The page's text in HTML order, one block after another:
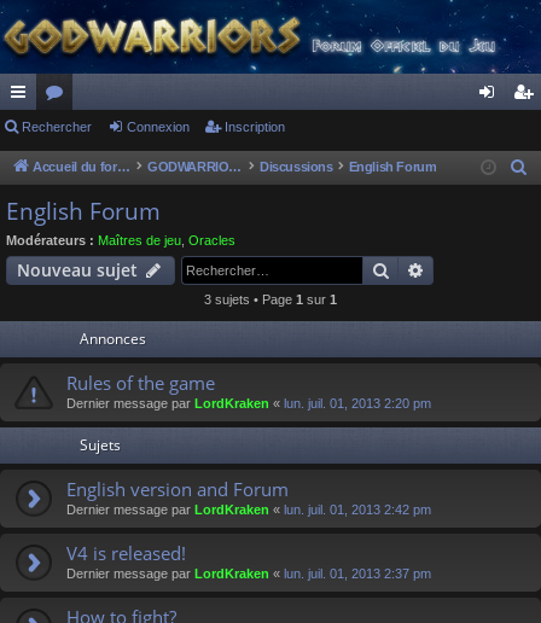
ac
co
ur
ci
or
u
m
s
ne cri
Rechercher Connexion Inscription
Accueil du forum GODWARRIORS - LE JEU Discussions English Forum
c
English Forum
Modérateurs : Maîtres de jeu Oracles
Nouveau sujet Rechercher
3 sujets • Page 1 sur 1
Annonces
Rules of the game
Dernier message par LordKraken « lun. juil. 01, 2013 2:20 pm
Sujets
English version and Forum
Dernier message par LordKraken « lun. juil. 01, 2013 2:42 pm
V4 is released!
Dernier message par LordKraken « lun. juil. 01, 2013 2:37 pm
How to fight?